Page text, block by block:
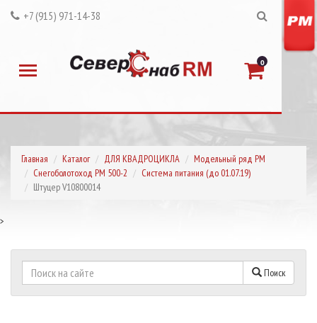
+7 (915) 971-14-38
0
Главная Каталог ДЛЯ КВАДРОЦИКЛА
Модельный ряд РМ
Снегоболотоход РМ 500-2
Система питания (до 01.07.19)
Штуцер V10800014
>
Поиск